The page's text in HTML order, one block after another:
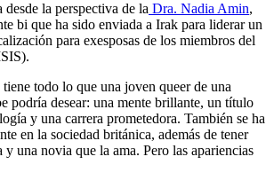
desde la perspectiva de la Dra. Nadia Amin,
bi que ha sido enviada a Irak para liderar un
para exesposas de los miembros del
todo lo que una joven queer de una
podría desear: una mente brillante, un título
y una carrera prometedora. También se ha
en la sociedad británica, además de tener
una novia que la ama. Pero las apariencias